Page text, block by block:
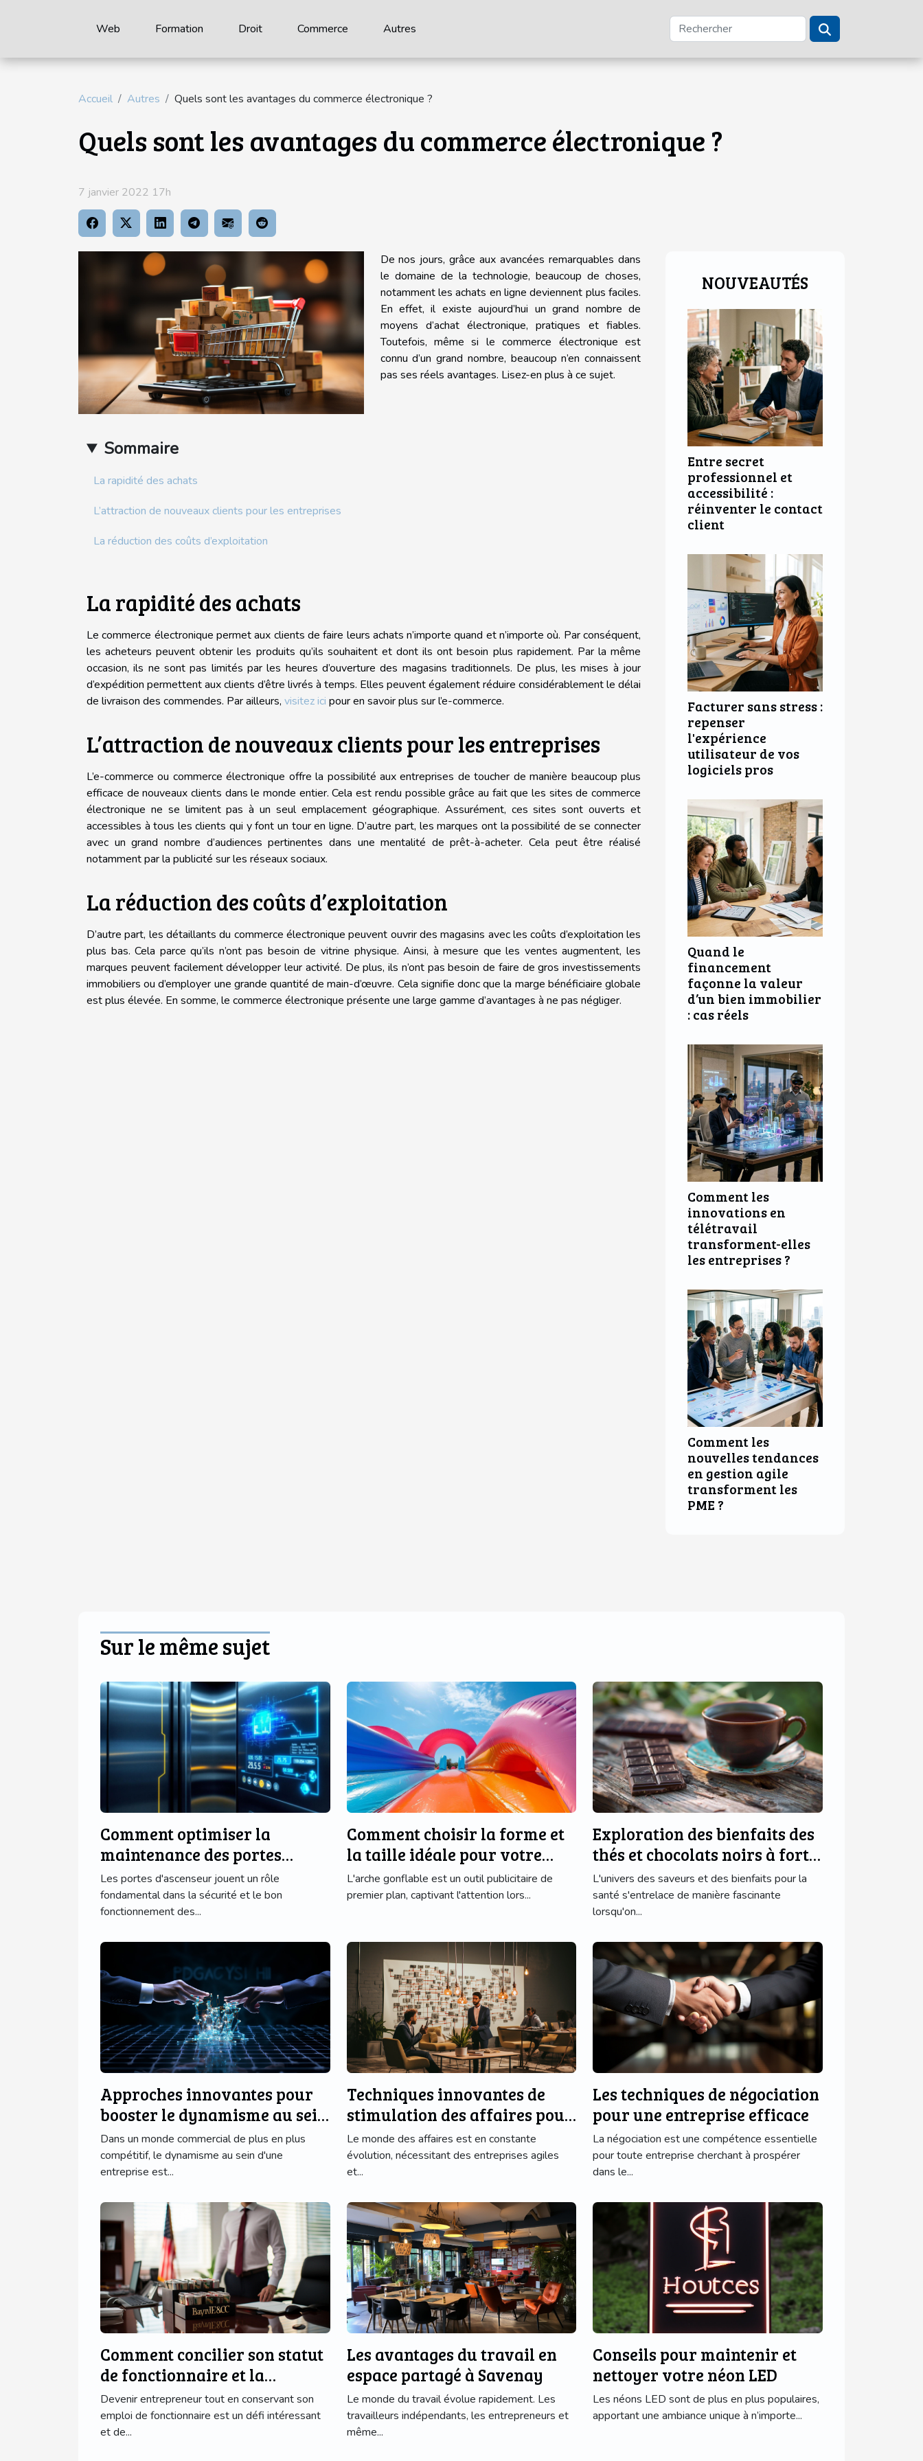
Web Formation Droit Commerce Autres
Accueil Autres Quels sont les avantages du commerce électronique ?
Quels sont les avantages du commerce électronique ?
7 janvier 2022 17h
Sommaire
La rapidité des achats
L’attraction de nouveaux clients pour les entreprises
La réduction des coûts d’exploitation
De nos jours, grâce aux avancées remarquables dans
le domaine de la technologie, beaucoup de choses,
notamment les achats en ligne deviennent plus faciles.
En effet, il existe aujourd’hui un grand nombre de
moyens d’achat électronique, pratiques et fiables.
Toutefois, même si le commerce électronique est
connu d’un grand nombre, beaucoup n’en connaissent
pas ses réels avantages. Lisez-en plus à ce sujet.
La rapidité des achats
Le commerce électronique permet aux clients de faire leurs achats n’importe quand et n’importe où. Par conséquent,
les acheteurs peuvent obtenir les produits qu’ils souhaitent et dont ils ont besoin plus rapidement. Par la même
occasion, ils ne sont pas limités par les heures d’ouverture des magasins traditionnels. De plus, les mises à jour
d’expédition permettent aux clients d’être livrés à temps. Elles peuvent également réduire considérablement le délai
de livraison des commendes. Par ailleurs, visitez ici pour en savoir plus sur l’e-commerce.
L’attraction de nouveaux clients pour les entreprises
L’e-commerce ou commerce électronique offre la possibilité aux entreprises de toucher de manière beaucoup plus
efficace de nouveaux clients dans le monde entier. Cela est rendu possible grâce au fait que les sites de commerce
électronique ne se limitent pas à un seul emplacement géographique. Assurément, ces sites sont ouverts et
accessibles à tous les clients qui y font un tour en ligne. D’autre part, les marques ont la possibilité de se connecter
avec un grand nombre d’audiences pertinentes dans une mentalité de prêt-à-acheter. Cela peut être réalisé
notamment par la publicité sur les réseaux sociaux.
La réduction des coûts d’exploitation
D’autre part, les détaillants du commerce électronique peuvent ouvrir des magasins avec les coûts d’exploitation les
plus bas. Cela parce qu’ils n’ont pas besoin de vitrine physique. Ainsi, à mesure que les ventes augmentent, les
marques peuvent facilement développer leur activité. De plus, ils n’ont pas besoin de faire de gros investissements
immobiliers ou d’employer une grande quantité de main-d’œuvre. Cela signifie donc que la marge bénéficiaire globale
est plus élevée. En somme, le commerce électronique présente une large gamme d’avantages à ne pas négliger.
NOUVEAUTÉS
Entre secret
professionnel et
accessibilité :
réinventer le contact
client
Facturer sans stress :
repenser
l'expérience
utilisateur de vos
logiciels pros
Quand le
financement
façonne la valeur
d’un bien immobilier
: cas réels
Comment les
innovations en
télétravail
transforment-elles
les entreprises ?
Comment les
nouvelles tendances
en gestion agile
transforment les
PME ?
Sur le même sujet
Comment optimiser la
maintenance des portes
d'ascenseur avec des
technologies modernes ?
Les portes d'ascenseur jouent un rôle
fondamental dans la sécurité et le bon
fonctionnement des...
Comment choisir la forme et
la taille idéale pour votre
arche gonflable
L'arche gonflable est un outil publicitaire de
premier plan, captivant l'attention lors...
Exploration des bienfaits des
thés et chocolats noirs à forte
teneur
L'univers des saveurs et des bienfaits pour la
santé s'entrelace de manière fascinante
lorsqu'on...
Approches innovantes pour
booster le dynamisme au sein
de votre entreprise
Dans un monde commercial de plus en plus
compétitif, le dynamisme au sein d'une
entreprise est...
Techniques innovantes de
stimulation des affaires pour
une entreprise florissante
Le monde des affaires est en constante
évolution, nécessitant des entreprises agiles
et...
Les techniques de négociation
pour une entreprise efficace
La négociation est une compétence essentielle
pour toute entreprise cherchant à prospérer
dans le...
Comment concilier son statut
de fonctionnaire et la
création d'une entreprise
Devenir entrepreneur tout en conservant son
emploi de fonctionnaire est un défi intéressant
et de...
Les avantages du travail en
espace partagé à Savenay
Le monde du travail évolue rapidement. Les
travailleurs indépendants, les entrepreneurs et
même...
Conseils pour maintenir et
nettoyer votre néon LED
Les néons LED sont de plus en plus populaires,
apportant une ambiance unique à n’importe...